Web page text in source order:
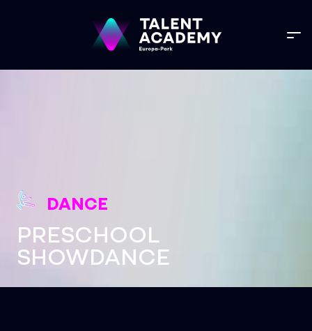
DANCE
PRESCHOOL
SHOWDANCE